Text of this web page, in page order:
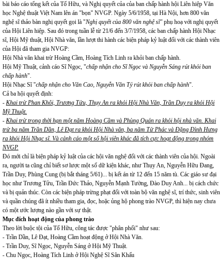
bài báo cáo tổng kết của Tố Hữu, và Nghị quyết của của ban chấp hành hội Liên hiệp Văn
học Nghệ thuật Việt Nam lên án "bọn" NVGP. Ngày 5/6/1958, tại Hà Nội, hơn 800 văn
nghệ sĩ thảo bàn nghị quyết gọi là "Nghị quyết của 800 văn nghệ sĩ" phụ hoạ với nghị quyết
của Hội Liên hiệp. Sau đó trong tuần lễ từ 21/6 đến 3/7/1958, các ban chấp hành Hội Nhạc
sĩ, Hội Mỹ thuật, Hội Nhà văn, lần lượt thi hành các biện pháp kỷ luật đối với các thành viên
của Hội đã tham gia NVGP:
Hội Nhà văn khai trừ Hoàng Cầm, Hoàng Tích Linh ra khỏi ban chấp hành.
Hội Mỹ Thuật, cảnh cáo Sĩ Ngọc, "chấp nhận cho Sĩ Ngọc và Nguyễn Sáng rút khỏi ban
chấp hành".
Hội Nhạc Sĩ "chấp nhận cho Văn Cao, Nguyễn Văn Tý rút khỏi ban chấp hành".
Cả ba hội quyết định:
- Khai trừ Phan Khôi, Trương Tửu, Thụy An ra khỏi Hội Nhà Văn, Trần Duy ra khỏi Hội
Mỹ Thuật.
- Khai trừ trong thời hạn một năm Hoàng Cầm và Phùng Quán ra khỏi hội nhà văn. Khai
trừ ba năm Trần Dần, Lê Đạt ra khỏi Hội Nhà văn, ba năm Tử Phác và Đặng Đình Hưng
ra khỏi Hội Nhạc sĩ. Và cảnh cáo một số hội viên khác đã tích cực hoạt động trong nhóm
NVGP.
Đó mới chỉ là biện pháp kỷ luật của các hội văn nghệ đối với các thành viên của hội. Ngoài
ra, người ta cũng chỉ biết sơ lược một số dữ kiện khác, như Thụy An, Nguyễn Hữu Đang,
Trần Duy, Phùng Cung (bị bắt tháng 5/61)... bị kết án từ 12 đến 15 năm tù. Các giáo sư đại
học như Trương Tửu, Trần Đức Thảo, Nguyễn Mạnh Tường, Đào Duy Anh... bị cách chức
và bị quản thúc. Còn các biện pháp trừng phạt đối với toàn bộ văn nghệ sĩ, trí thức, sinh viên
và quần chúng đã ít nhiều tham gia, đọc, hoặc ủng hộ phong trào NVGP, thì hiện nay chưa
có một ước lượng nào gần với sự thật.
Mục đích hoạt động của phong trào
Theo lời buộc tội của Tố Hữu, công tác được "phân phối" như sau:
- Trần Dần, Lê Đạt, Hoàng Cầm hoạt động ở Hội Nhà Văn.
- Trần Duy, Sĩ Ngọc, Nguyễn Sáng ở Hội Mỹ Thuật.
- Chu Ngọc, Hoàng Tích Linh ở Hội Nghệ Sĩ Sân Khấu